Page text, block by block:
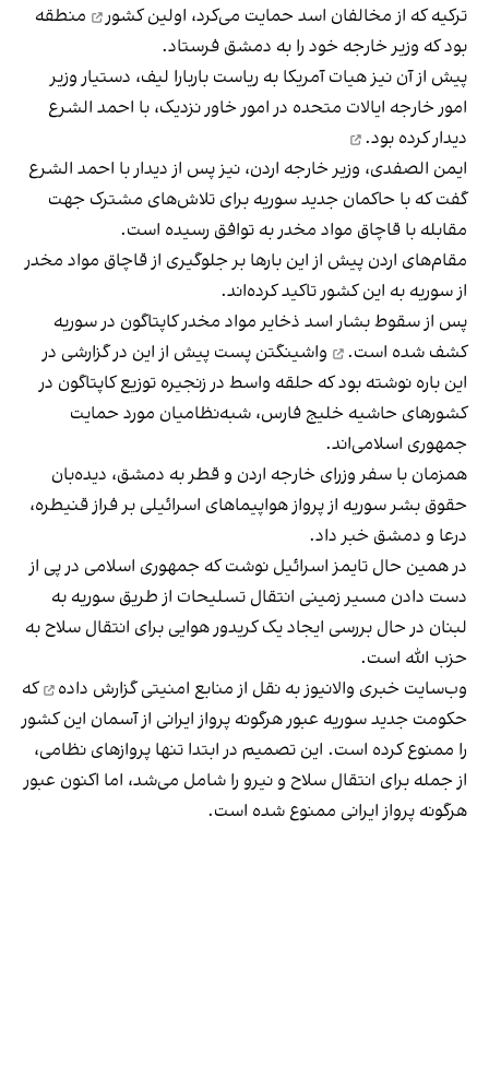
ترکیه که از مخالفان اسد حمایت می‌کرد، اولین کشور
منطقه
بود که وزیر خارجه خود را به دمشق فرستاد.
پیش از آن نیز هیات آمریکا به ریاست باربارا لیف، دستیار وزیر
امور خارجه ایالات متحده در امور خاور نزدیک، با احمد الشرع
دیدار کرده بود.
ایمن الصفدی، وزیر خارجه اردن، نیز پس از دیدار با احمد الشرع
گفت که با حاکمان جدید سوریه برای تلاش‌های مشترک جهت
مقابله با قاچاق مواد مخدر به توافق رسیده است.
مقام‌های اردن پیش از این بارها بر جلوگیری از قاچاق مواد مخدر
از سوریه به این کشور تاکید کرده‌اند.
پس از سقوط بشار اسد ذخایر مواد مخدر کاپتاگون در سوریه
کشف شده است.
واشینگتن پست پیش از این در گزارشی در
این باره نوشته بود که حلقه واسط در زنجیره توزیع کاپتاگون در
کشورهای حاشیه خلیج فارس، شبه‌‌نظامیان مورد حمایت
جمهوری اسلامی‌اند.
همزمان با سفر وزرای خارجه اردن و قطر به دمشق، دیده‌بان
حقوق بشر سوریه از پرواز هواپیماهای اسرائیلی بر فراز قنیطره،
درعا و دمشق خبر داد.
در همین حال تایمز اسرائیل نوشت که جمهوری اسلامی در پی از
دست دادن مسیر زمینی انتقال تسلیحات از طریق سوریه به
لبنان در حال بررسی ایجاد یک کریدور هوایی برای انتقال سلاح به
حزب الله است.
وب‌سایت خبری والا‌نیوز به نقل از منابع امنیتیگزارش داده
که
حکومت جدید سوریه عبور هرگونه پرواز ایرانی از آسمان این کشور
را ممنوع کرده است. این تصمیم در ابتدا تنها پروازهای نظامی،
از جمله برای انتقال سلاح و نیرو را شامل می‌شد، اما اکنون عبور
هرگونه پرواز ایرانی ممنوع شده است.